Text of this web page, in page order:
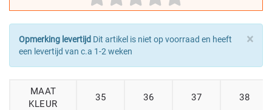
×
Opmerking levertijd Dit artikel is niet op voorraad en heeft
een levertijd van c.a 1-2 weken
MAAT
KLEUR
35 36 37 38